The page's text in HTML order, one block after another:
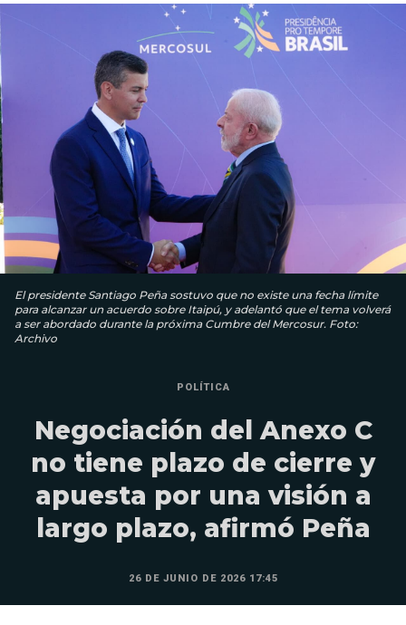
El presidente Santiago Peña sostuvo que no existe una fecha límite
para alcanzar un acuerdo sobre Itaipú, y adelantó que el tema volverá
a ser abordado durante la próxima Cumbre del Mercosur. Foto:
Archivo
POLÍTICA
Negociación del Anexo C
no tiene plazo de cierre y
apuesta por una visión a
largo plazo, afirmó Peña
26 DE JUNIO DE 2026 17:45